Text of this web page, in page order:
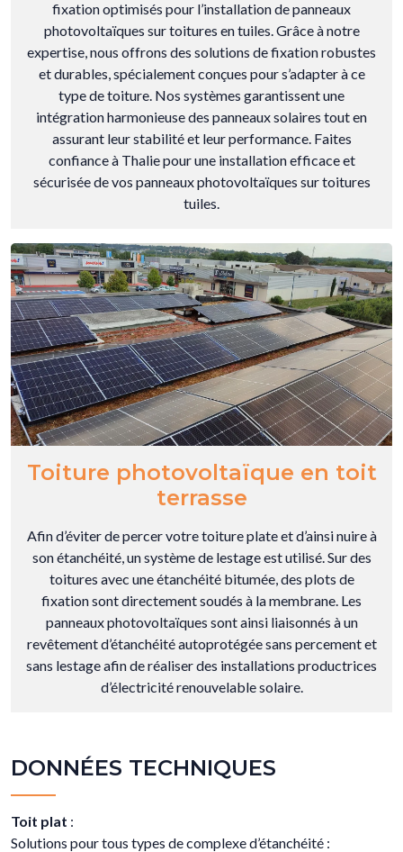
fixation optimisés pour l’installation de panneaux
photovoltaïques sur toitures en tuiles. Grâce à notre
expertise, nous offrons des solutions de fixation robustes
et durables, spécialement conçues pour s’adapter à ce
type de toiture. Nos systèmes garantissent une
intégration harmonieuse des panneaux solaires tout en
assurant leur stabilité et leur performance. Faites
confiance à Thalie pour une installation efficace et
sécurisée de vos panneaux photovoltaïques sur toitures
tuiles.
Toiture photovoltaïque en toit
terrasse
Afin d’éviter de percer votre toiture plate et d’ainsi nuire à
son étanchéité, un système de lestage est utilisé. Sur des
toitures avec une étanchéité bitumée, des plots de
fixation sont directement soudés à la membrane. Les
panneaux photovoltaïques sont ainsi liaisonnés à un
revêtement d’étanchéité autoprotégée sans percement et
sans lestage afin de réaliser des installations productrices
d’électricité renouvelable solaire.
DONNÉES TECHNIQUES
Toit plat :
Solutions pour tous types de complexe d’étanchéité :